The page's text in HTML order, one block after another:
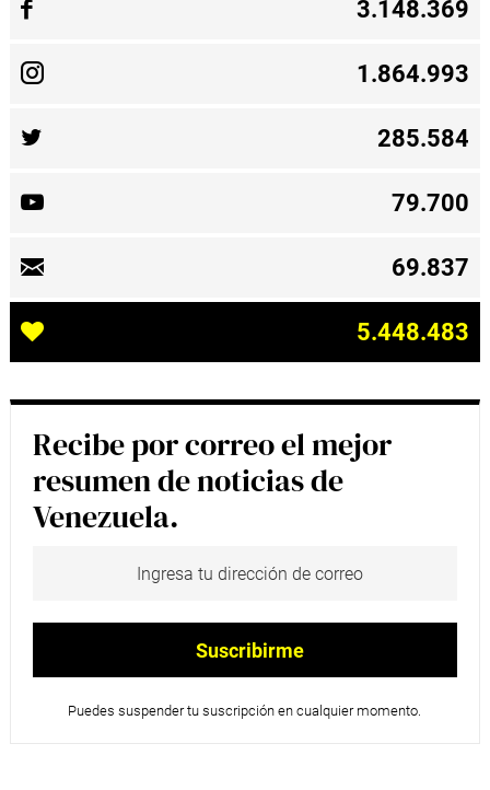
3.148.369
1.864.993
285.584
79.700
69.837
5.448.483
Recibe por correo el mejor
resumen de noticias de
Venezuela.
Puedes suspender tu suscripción en cualquier momento.